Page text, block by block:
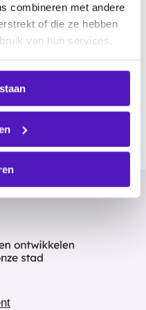
combineren met andere
of die ze hebben
van hun services.